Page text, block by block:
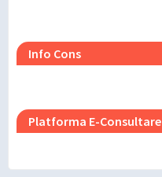
Info Cons
Platforma E-Consultare